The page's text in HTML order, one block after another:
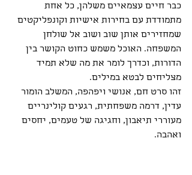
כבר חיים עצמאיים משלהן, כל אחת
מתמודדת עם בחירות אישיות וקונפליקטים
שמחזירים אותן שוב ושוב אל שולחן
המשפחה. האוכל משמש כחוט הקושר בין
הדורות, וכדרך לומר את מה שלא תמיד
מצליחים לבטא במילים.
זהו סרט חם, אנושי ויפהפה, המשלב הומור
עדין, דרמה משפחתית, רגעים קולינריים
מעוררי תיאבון, וחגיגה של טעמים, יחסים
ואהבה.